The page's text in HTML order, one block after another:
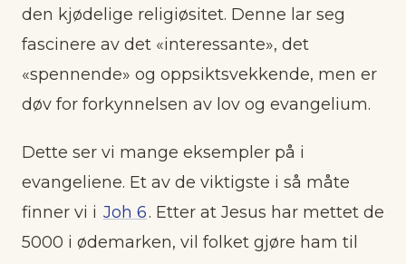
den kjødelige religiøsitet. Denne lar seg
fascinere av det «interessante», det
«spennende» og oppsiktsvekkende, men er
døv for forkynnelsen av lov og evangelium.
Dette ser vi mange eksempler på i
evangeliene. Et av de viktigste i så måte
finner vi i Joh 6. Etter at Jesus har mettet de
5000 i ødemarken, vil folket gjøre ham til